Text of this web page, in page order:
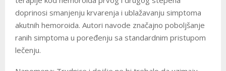
doprinosi smanjenju krvarenja i ublažavanju simptoma
akutnih hemoroida. Autori navode značajno poboljšanje
ranih simptoma u poređenju sa standardnim pristupom
lečenju.